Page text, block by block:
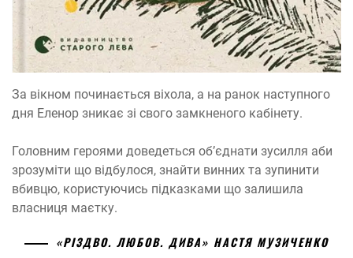
За вікном починається віхола, а на ранок наступного
дня Еленор зникає зі свого замкненого кабінету.
Головним героями доведеться обʼєднати зусилля аби
зрозуміти що відбулося, знайти винних та зупинити
вбивцю, користуючись підказками що залишила
власниця маєтку.
«РІЗДВО. ЛЮБОВ. ДИВА» НАСТЯ МУЗИЧЕНКО